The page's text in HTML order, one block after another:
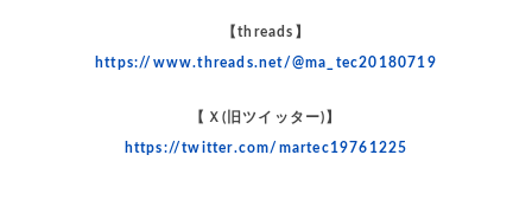
【threads】
https://www.threads.net/@ma_tec20180719
【Ｘ(旧ツイッター)】
https://twitter.com/martec19761225